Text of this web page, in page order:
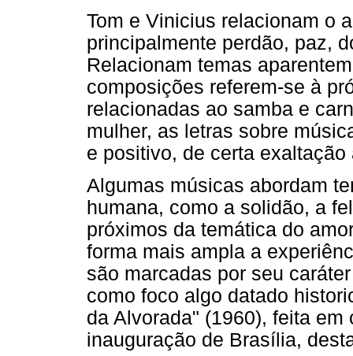
Tom e Vinicius relacionam o
principalmente perdão, paz,
Relacionam temas
composições referem-se à
relacionadas ao samba e
mulher, as letras sobre
e positivo, de certa
Algumas músicas abordam
humana, como a solidão, a
próximos da temática do
forma mais ampla a
são marcadas por seu
como foco algo datado
da Alvorada" (1960), feita
inauguração de Brasília,